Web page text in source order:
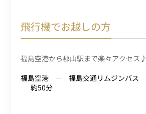
飛行機でお越しの方
福島空港から郡山駅まで楽々アクセス♪
福島空港
福島交通リムジンバス
約50分